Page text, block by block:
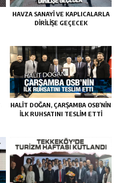
HAVZA SANAYI VE KAPLICALARLA
DIRILIŞE GEÇECEK
HALIT DOĞAN, ÇARŞAMBA OSB’NIN
İLK RUHSATINI TESLIM ETTI